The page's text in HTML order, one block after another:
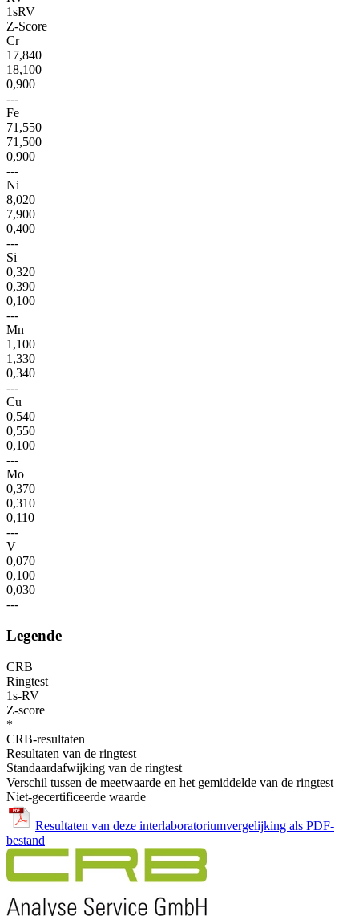
1sRV
Z-Score
Cr
17,840
18,100
0,900
---
Fe
71,550
71,500
0,900
---
Ni
8,020
7,900
0,400
---
Si
0,320
0,390
0,100
---
Mn
1,100
1,330
0,340
---
Cu
0,540
0,550
0,100
---
Mo
0,370
0,310
0,110
---
V
0,070
0,100
0,030
---
Legende
CRB
Ringtest
1s-RV
Z-score
*
CRB-resultaten
Resultaten van de ringtest
Standaardafwijking van de ringtest
Verschil tussen de meetwaarde en het gemiddelde van de ringtest
Niet-gecertificeerde waarde
Resultaten van deze interlaboratoriumvergelijking als PDF-
bestand